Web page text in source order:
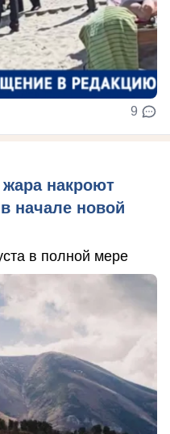
9
накроют
начале новой
в полной мере